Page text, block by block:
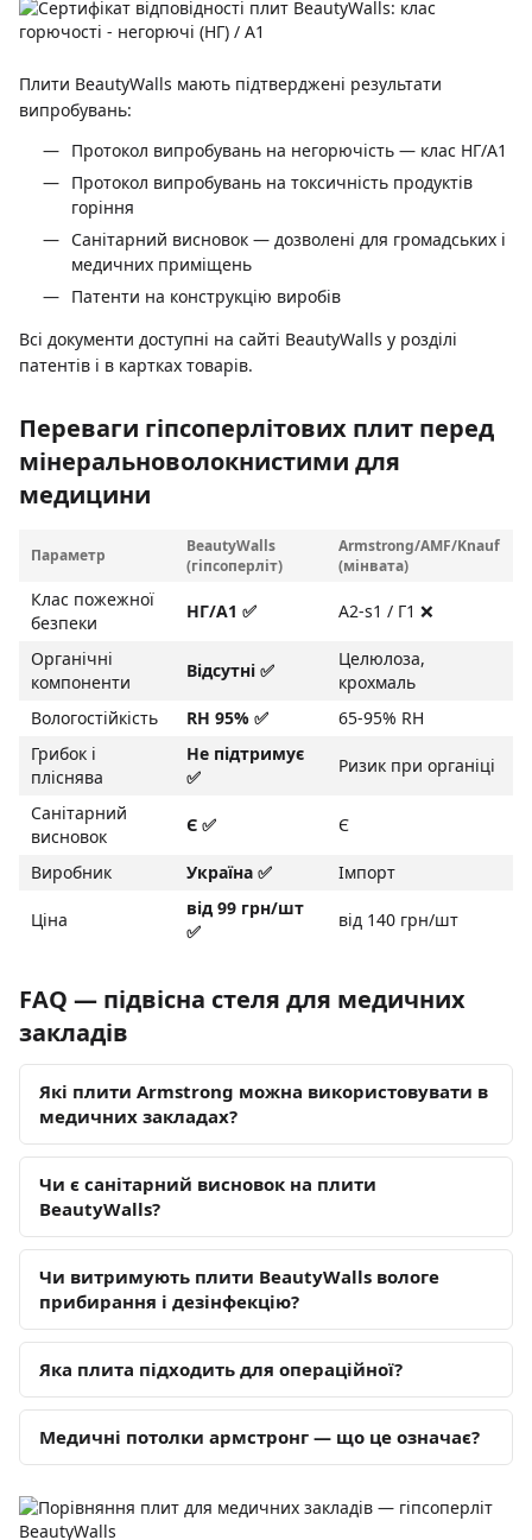
Плити BeautyWalls мають підтверджені результати
випробувань:
Протокол випробувань на негорючість — клас НГ/A1
Протокол випробувань на токсичність продуктів
горіння
Санітарний висновок — дозволені для громадських і
медичних приміщень
Патенти на конструкцію виробів
Всі документи доступні на сайті BeautyWalls у розділі
патентів і в картках товарів.
Переваги гіпсоперлітових плит перед
мінеральноволокнистими для
медицини
Параметр
BeautyWalls
(гіпсоперліт)
Armstrong/AMF/Knauf
(мінвата)
Клас пожежної
безпеки
НГ/A1 ✅ A2-s1 / Г1 ❌
Органічні
компоненти
Відсутні ✅
Целюлоза,
крохмаль
Вологостійкість
RH 95% ✅
65-95% RH
Грибок і
пліснява
Не підтримує
✅
Ризик при органіці
Санітарний
висновок
Є ✅ Є
Виробник Україна ✅ Імпорт
Ціна
від 99 грн/шт
✅
від 140 грн/шт
FAQ — підвісна стеля для медичних
закладів
Які плити Armstrong можна використовувати в
медичних закладах?
Чи є санітарний висновок на плити
BeautyWalls?
Чи витримують плити BeautyWalls вологе
прибирання і дезінфекцію?
Яка плита підходить для операційної?
Медичні потолки армстронг — що це означає?